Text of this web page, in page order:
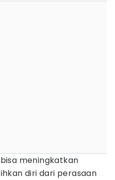
meningkatkan
diri dari perasaan